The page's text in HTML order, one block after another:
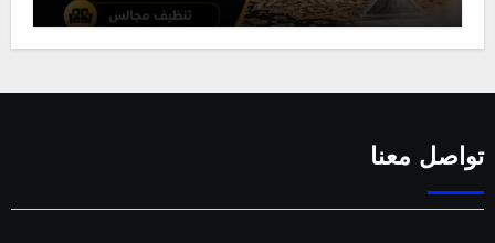
تواصل معنا